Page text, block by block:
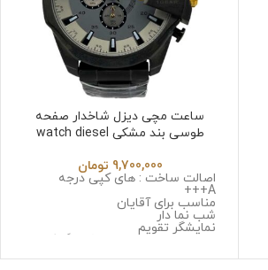
ساعت مچی دیزل شاخدار صفحه
طوسی بند مشکی watch diesel
9,700,000 تومان
اصالت ساخت : های کپی درجه
A+++
مناسب برای آقایان
شب نما دار
نمایشگر تقویم
نوع موتور : سه موتوره کرنوگراف
جنس قاب : استینلس استیل ضد